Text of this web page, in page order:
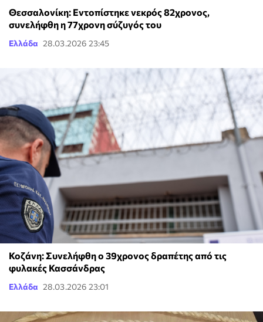
Θεσσαλονίκη: Εντοπίστηκε νεκρός 82χρονος,
συνελήφθη η 77χρονη σύζυγός του
Ελλάδα 28.03.2026 23:45
Κοζάνη: Συνελήφθη ο 39χρονος δραπέτης από τις
φυλακές Κασσάνδρας
Ελλάδα 28.03.2026 23:01